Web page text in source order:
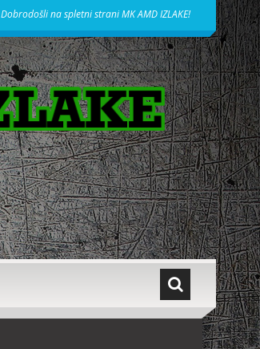
Dobrodošli na spletni strani MK AMD IZLAKE!